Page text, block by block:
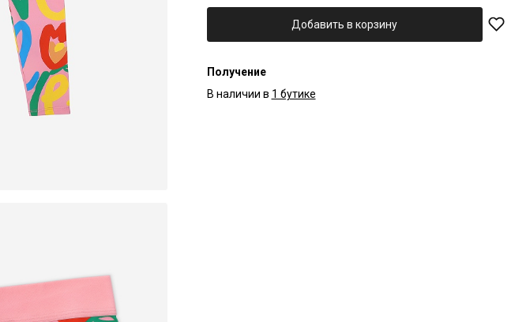
Добавить в корзину
Получение
В наличии в 1 бутике